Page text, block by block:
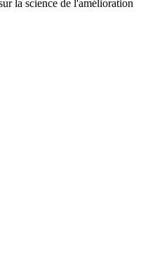
la science de l'amélioration